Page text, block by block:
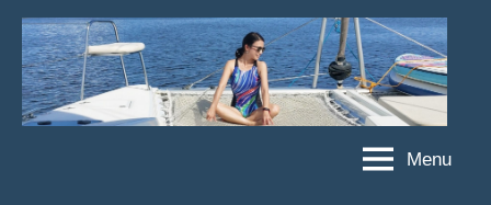
Skip
content
Menu